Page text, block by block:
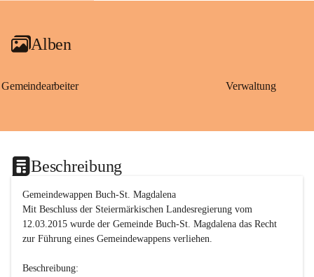
Alben
Gemeindearbeiter Verwaltung
Beschreibung
Gemeindewappen Buch-St. Magdalena
Mit Beschluss der Steiermärkischen Landesregierung vom
12.03.2015 wurde der Gemeinde Buch-St. Magdalena das Recht
zur Führung eines Gemeindewappens verliehen.
Beschreibung: